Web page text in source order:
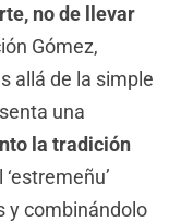
no de llevar
Gómez,
allá de la simple
una
la tradición
y combinándolo